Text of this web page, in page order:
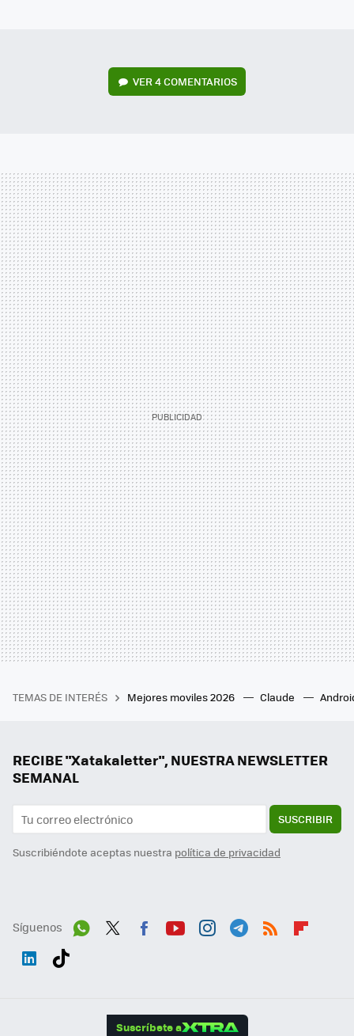
VER4 COMENTARIOS
TEMAS DE INTERÉS Mejores moviles 2026 Claude
RECIBE "Xatakaletter", NUESTRA NEWSLETTER
SEMANAL
SUSCRIBIR
Suscribiéndote aceptas nuestra política de privacidad
Síguenos
Suscríbete a